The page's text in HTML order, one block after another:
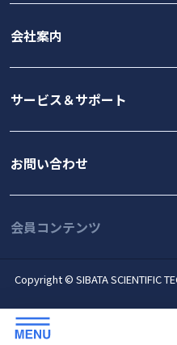
会社案内
サービス＆サポート
お問い合わせ
会員コンテンツ
Copyright © SIBATA SCIENTIFIC